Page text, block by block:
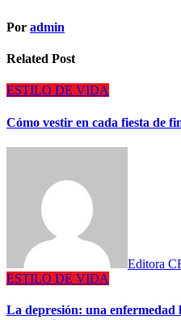
Por admin
Related Post
ESTILO DE VIDA
Cómo vestir en cada fiesta de
Editora
ESTILO DE VIDA
La depresión: una enfermedad